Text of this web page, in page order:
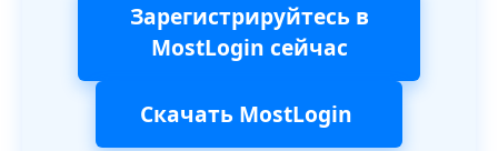
Зарегистрируйтесь в
MostLogin сейчас
Скачать MostLogin